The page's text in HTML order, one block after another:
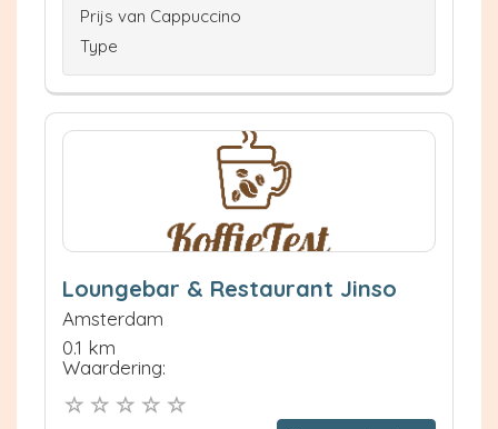
Prijs van Cappuccino
Type
Loungebar & Restaurant Jinso
Amsterdam
0.1 km
Waardering: